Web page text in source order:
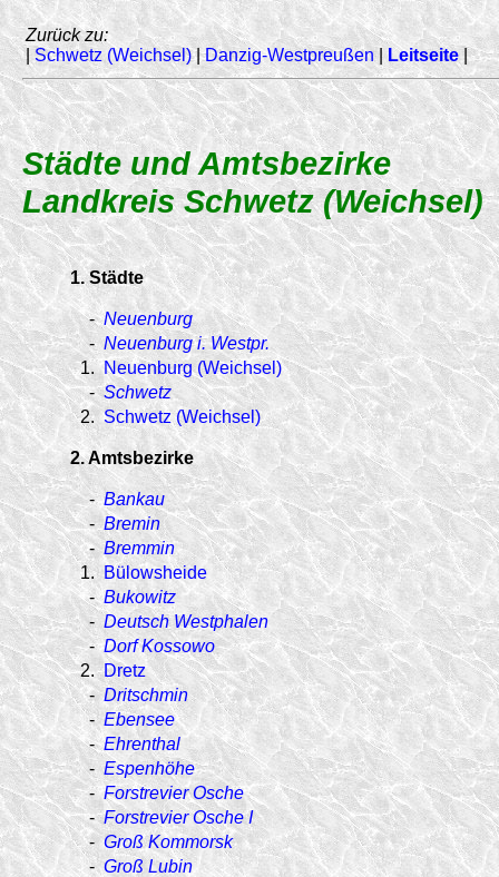
Zurück zu:
| Schwetz (Weichsel)|Danzig-Westpreußen| Leitseite |
Städte und Amtsbezirke
Landkreis Schwetz (Weichsel)
1. Städte
- Neuenburg
- Neuenburg i. Westpr.
1.
Neuenburg (Weichsel)
- Schwetz
2. Schwetz (Weichsel)
2. Amtsbezirke
- Bankau
- Bremin
- Bremmin
1. Bülowsheide
- Bukowitz
- Deutsch Westphalen
- Dorf Kossowo
2. Dretz
- Dritschmin
- Ebensee
- Ehrenthal
- Espenhöhe
- Forstrevier Osche
- Forstrevier Osche I
- Groß Kommorsk
- Groß Lubin